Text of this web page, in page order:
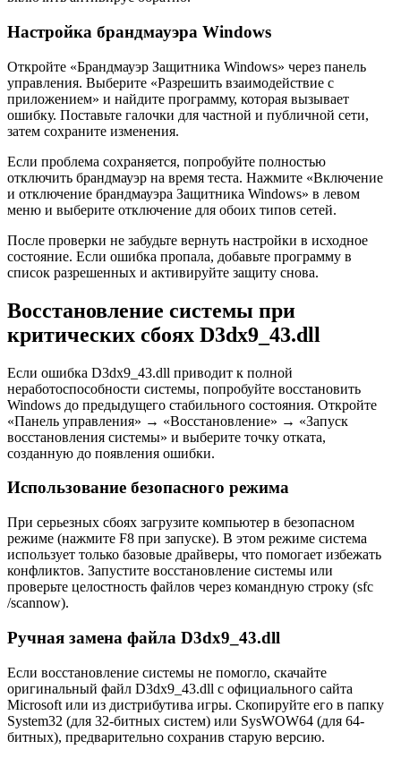
Настройка брандмауэра Windows
Откройте «Брандмауэр Защитника Windows» через панель
управления. Выберите «Разрешить взаимодействие с
приложением» и найдите программу, которая вызывает
ошибку. Поставьте галочки для частной и публичной сети,
затем сохраните изменения.
Если проблема сохраняется, попробуйте полностью
отключить брандмауэр на время теста. Нажмите «Включение
и отключение брандмауэра Защитника Windows» в левом
меню и выберите отключение для обоих типов сетей.
После проверки не забудьте вернуть настройки в исходное
состояние. Если ошибка пропала, добавьте программу в
список разрешенных и активируйте защиту снова.
Восстановление системы при
критических сбоях D3dx9_43.dll
Если ошибка D3dx9_43.dll приводит к полной
неработоспособности системы, попробуйте восстановить
Windows до предыдущего стабильного состояния. Откройте
«Панель управления» → «Восстановление» → «Запуск
восстановления системы» и выберите точку отката,
созданную до появления ошибки.
Использование безопасного режима
При серьезных сбоях загрузите компьютер в безопасном
режиме (нажмите F8 при запуске). В этом режиме система
использует только базовые драйверы, что помогает избежать
конфликтов. Запустите восстановление системы или
проверьте целостность файлов через командную строку (sfc
/scannow).
Ручная замена файла D3dx9_43.dll
Если восстановление системы не помогло, скачайте
оригинальный файл D3dx9_43.dll с официального сайта
Microsoft или из дистрибутива игры. Скопируйте его в папку
System32 (для 32-битных систем) или SysWOW64 (для 64-
битных), предварительно сохранив старую версию.